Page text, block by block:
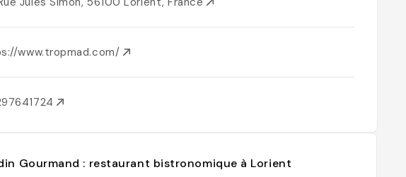
www.tropmad.com/
Gourmand : restaurant bistronomique à Lorient